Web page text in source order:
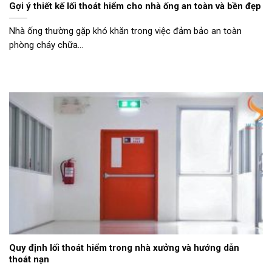
Gợi ý thiết kế lối thoát hiểm cho nhà ống an toàn và bền đẹp
Nhà ống thường gặp khó khăn trong việc đảm bảo an toàn
phòng cháy chữa...
Quy định lối thoát hiểm trong nhà xưởng và hướng dẫn
thoát nạn